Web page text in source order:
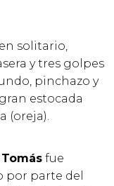
solitario,
y tres golpes
pinchazo y
estocada
(oreja).
fue
por parte del